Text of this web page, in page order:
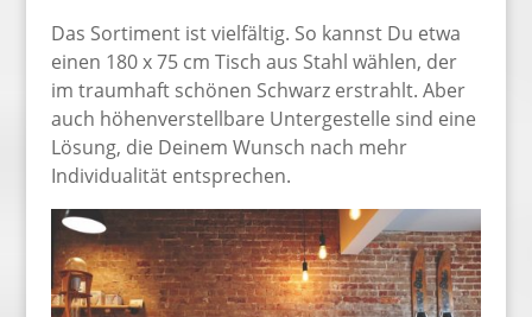
Das Sortiment ist vielfältig. So kannst Du etwa
einen 180 x 75 cm Tisch aus Stahl wählen, der
im traumhaft schönen Schwarz erstrahlt. Aber
auch höhenverstellbare Untergestelle sind eine
Lösung, die Deinem Wunsch nach mehr
Individualität entsprechen.